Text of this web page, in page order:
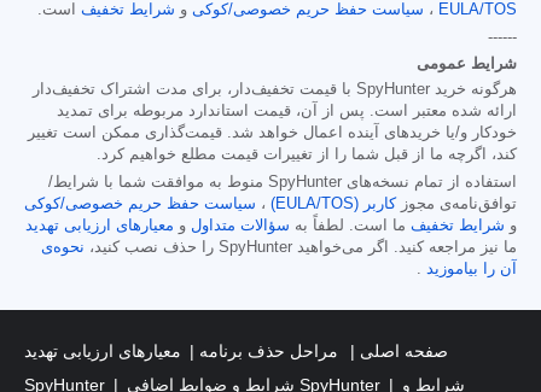
EULA/TOS ، سیاست حفظ حریم خصوصی/کوکی و شرایط تخفیف است.
------
شرایط عمومی
هرگونه خرید SpyHunter با قیمت تخفیف‌دار، برای مدت اشتراک تخفیف‌دار
ارائه شده معتبر است. پس از آن، قیمت استاندارد مربوطه برای تمدید
خودکار و/یا خریدهای آینده اعمال خواهد شد. قیمت‌گذاری ممکن است تغییر
کند، اگرچه ما از قبل شما را از تغییرات قیمت مطلع خواهیم کرد.
استفاده از تمام نسخه‌های SpyHunter منوط به موافقت شما با شرایط/
توافق‌نامه‌ی مجوز کاربر (EULA/TOS) ، سیاست حفظ حریم خصوصی/کوکی
و شرایط تخفیف ما است. لطفاً به سؤالات متداول و معیارهای ارزیابی تهدید
ما نیز مراجعه کنید. اگر می‌خواهید SpyHunter را حذف نصب کنید،
نحوه‌ی
آن را بیاموزید .
صفحه اصلی مراحل حذف برنامه
معیارهای ارزیابی تهدید
SpyHunter
شرایط و ضوابط اضافی SpyHunter شرایط و